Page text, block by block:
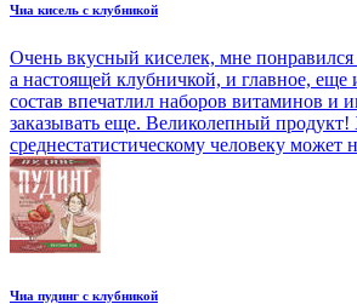
Чиа кисель с клубникой
Очень вкусный киселек, мне
а настоящей клубничкой, и главное, еще
состав впечатлил наборов витаминов и
заказывать еще. Великолепный продукт!
среднестатистическому человеку может
Чиа пудинг с клубникой